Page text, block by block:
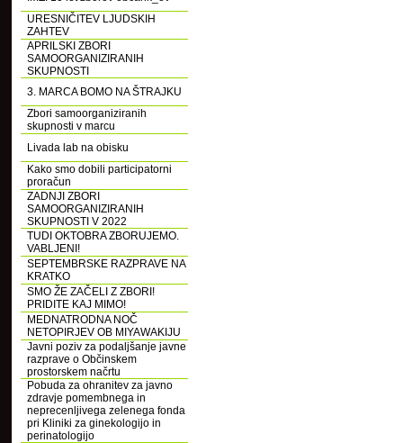
URESNIČITEV LJUDSKIH
ZAHTEV
APRILSKI ZBORI
SAMOORGANIZIRANIH
SKUPNOSTI
3. MARCA BOMO NA ŠTRAJKU
Zbori samoorganiziranih
skupnosti v marcu
Livada lab na obisku
Kako smo dobili participatorni
proračun
ZADNJI ZBORI
SAMOORGANIZIRANIH
SKUPNOSTI V 2022
TUDI OKTOBRA ZBORUJEMO.
VABLJENI!
SEPTEMBRSKE RAZPRAVE NA
KRATKO
SMO ŽE ZAČELI Z ZBORI!
PRIDITE KAJ MIMO!
MEDNATRODNA NOČ
NETOPIRJEV OB MIYAWAKIJU
Javni poziv za podaljšanje javne
razprave o Občinskem
prostorskem načrtu
Pobuda za ohranitev za javno
zdravje pomembnega in
neprecenljivega zelenega fonda
pri Kliniki za ginekologijo in
perinatologijo